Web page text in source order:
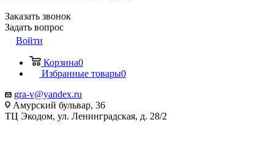
Заказать звонок
Задать вопрос
Войти
Корзина0
Избранные товары0
gra-v@yandex.ru
Амурский бульвар, 36
ТЦ Экодом, ул. Ленинградская, д. 28/2